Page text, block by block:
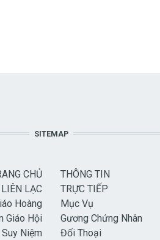
SITEMAP
CHỦ
LIÊN LẠC
Hoàng
Giáo Hội
Suy Niệm
THÔNG TIN
TRỰC TIẾP
Mục Vụ
Gương Chứng Nhân
Đối Thoại